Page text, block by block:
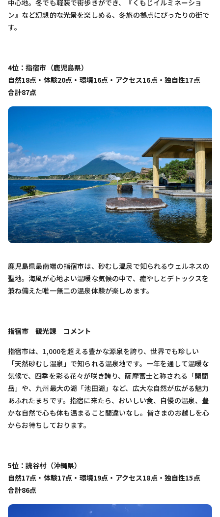
中心地。冬でも軽装で街歩きができ、『くもじイルミネーショ
ン』など幻想的な光景を楽しめる、冬旅の拠点にぴったりの街で
す。
4位：指宿市（鹿児島県）
自然18点・体験20点・環境16点・アクセス16点・独自性17点
合計87点
鹿児島県最南端の指宿市は、砂むし温泉で知られるウェルネスの
聖地。海風が心地よい温暖な気候の中で、癒やしとデトックスを
兼ね備えた唯一無二の温泉体験が楽しめます。
指宿市 観光課 コメント
指宿市は、1,000を超える豊かな源泉を誇り、世界でも珍しい
「天然砂むし温泉」で知られる温泉地です。一年を通して温暖な
気候で、四季を彩る花々が咲き誇り、薩摩富士と称される「開聞
岳」や、九州最大の湖「池田湖」など、広大な自然が広がる魅力
あふれたまちです。指宿に来たら、おいしい食、自慢の温泉、豊
かな自然で心も体も温まること間違いなし。皆さまのお越しを心
からお待ちしております。
5位：読谷村（沖縄県）
自然17点・体験17点・環境19点・アクセス18点・独自性15点
合計86点